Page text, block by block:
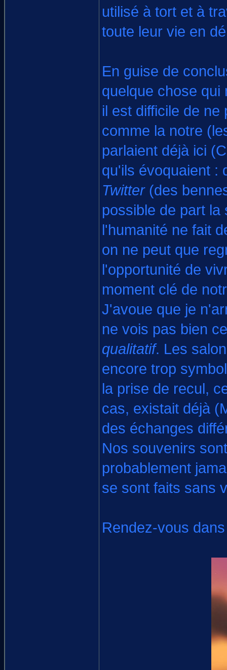
utilisé à tort et à
toute leur vie en
En guise de
quelque chose
il est difficile de
comme la notre
parlaient déjà ici
qu'ils évoquaient :
Twitter(des
possible de part
l'humanité ne fait
on ne peut que
l'opportunité de
moment clé de
J'avoue que je
ne vois pas bien
qualitatif. Les
encore trop
la prise de recul,
cas, existait déjà
des échanges
Nos souvenirs
probablement
se sont faits sans
Rendez-vous